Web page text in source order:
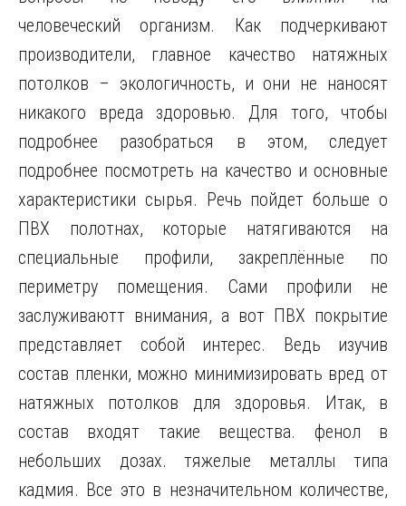
человеческий организм. Как подчеркивают
производители, главное качество натяжных
потолков – экологичность, и они не наносят
никакого вреда здоровью. Для того, чтобы
подробнее разобраться в этом, следует
подробнее посмотреть на качество и основные
характеристики сырья. Речь пойдет больше о
ПВХ полотнах, которые натягиваются на
специальные профили, закреплённые по
периметру помещения. Сами профили не
заслуживаютт внимания, а вот ПВХ покрытие
представляет собой интерес. Ведь изучив
состав пленки, можно минимизировать вред от
натяжных потолков для здоровья. Итак, в
состав входят такие вещества. фенол в
небольших дозах. тяжелые металлы типа
кадмия. Все это в незначительном количестве,